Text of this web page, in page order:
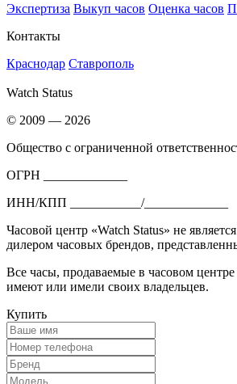
Экспертиза Выкуп часов Оценка часов
Контакты
Краснодар Ставрополь
Watch Status
© 2009 — 2026
Общество с ограниченной
ОГРН _____________
ИНН/КПП ___________/_____________
Часовой центр «Watch Status» не
дилером часовых брендов,
Все часы, продаваемые в часовом центре
имеют или имели своих владельцев.
Купить